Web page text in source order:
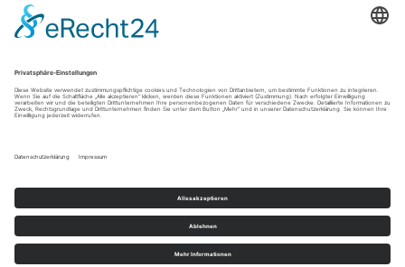
Datenschutz
© Oberpfälzer Wald 2026